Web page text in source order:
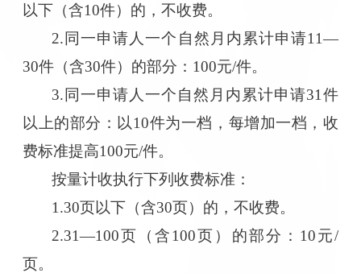
以下（含10件）的，不收费。
2.同一申请人一个自然月内累计申请11—
30件（含30件）的部分：100元/件。
3.同一申请人 一个自然月内 累计申请31件
以上的部分：以10件为一档，每增加一档，收
费标准提高100元/件。
按量计收执行下列收费标准：
1.30页以下（含30页）的，不收费。
2.31—100页（含100页）的部分：10元/
页。